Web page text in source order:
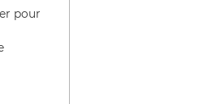
pour